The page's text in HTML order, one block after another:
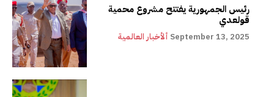
رئيس الجمهورية يفتتح مشروع محمية
قولعدي
ألأخبار العالمية September 13, 2025